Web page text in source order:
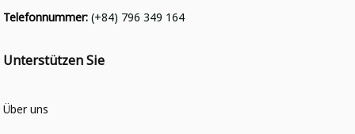
Telefonnummer: (+84) 796 349 164
Unterstützen Sie
Über uns